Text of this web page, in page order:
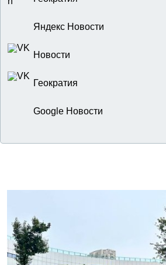
Яндекс Новости
Новости
Геократия
Google Новости